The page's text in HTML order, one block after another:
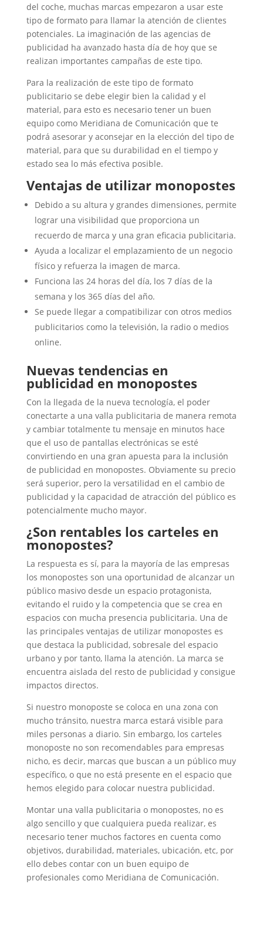
del coche, muchas marcas empezaron a usar este
tipo de formato para llamar la atención de clientes
potenciales. La imaginación de las agencias de
publicidad ha avanzado hasta día de hoy que se
realizan importantes campañas de este tipo.
Para la realización de este tipo de formato
publicitario se debe elegir bien la calidad y el
material, para esto es necesario tener un buen
equipo como Meridiana de Comunicación que te
podrá asesorar y aconsejar en la elección del tipo de
material, para que su durabilidad en el tiempo y
estado sea lo más efectiva posible.
Ventajas de utilizar monopostes
Debido a su altura y grandes dimensiones, permite
lograr una visibilidad que proporciona un
recuerdo de marca y una gran eficacia publicitaria.
Ayuda a localizar el emplazamiento de un negocio
físico y refuerza la imagen de marca.
Funciona las 24 horas del día, los 7 días de la
semana y los 365 días del año.
Se puede llegar a compatibilizar con otros medios
publicitarios como la televisión, la radio o medios
online.
Nuevas tendencias en
publicidad en monopostes
Con la llegada de la nueva tecnología, el poder
conectarte a una valla publicitaria de manera remota
y cambiar totalmente tu mensaje en minutos hace
que el uso de pantallas electrónicas se esté
convirtiendo en una gran apuesta para la inclusión
de publicidad en monopostes. Obviamente su precio
será superior, pero la versatilidad en el cambio de
publicidad y la capacidad de atracción del público es
potencialmente mucho mayor.
¿Son rentables los carteles en
monopostes?
La respuesta es sí, para la mayoría de las empresas
los monopostes son una oportunidad de alcanzar un
público masivo desde un espacio protagonista,
evitando el ruido y la competencia que se crea en
espacios con mucha presencia publicitaria. Una de
las principales ventajas de utilizar monopostes es
que destaca la publicidad, sobresale del espacio
urbano y por tanto, llama la atención. La marca se
encuentra aislada del resto de publicidad y consigue
impactos directos.
Si nuestro monoposte se coloca en una zona con
mucho tránsito, nuestra marca estará visible para
miles personas a diario. Sin embargo, los carteles
monoposte no son recomendables para empresas
nicho, es decir, marcas que buscan a un público muy
específico, o que no está presente en el espacio que
hemos elegido para colocar nuestra publicidad.
Montar una valla publicitaria o monopostes, no es
algo sencillo y que cualquiera pueda realizar, es
necesario tener muchos factores en cuenta como
objetivos, durabilidad, materiales, ubicación, etc, por
ello debes contar con un buen equipo de
profesionales como Meridiana de Comunicación.